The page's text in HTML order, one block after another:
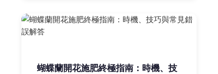
蝴蝶蘭開花施肥終極指南：時機、技